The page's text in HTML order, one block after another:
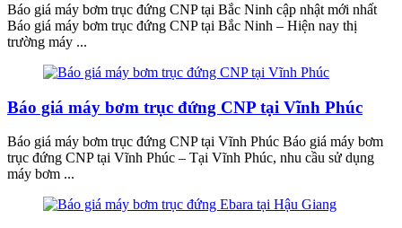
Báo giá máy bơm trục đứng CNP tại Bắc Ninh cập nhật mới nhất
Báo giá máy bơm trục đứng CNP tại Bắc Ninh – Hiện nay thị
trường máy ...
Báo giá máy bơm trục đứng CNP tại Vĩnh Phúc
Báo giá máy bơm trục đứng CNP tại Vĩnh Phúc Báo giá máy bơm
trục đứng CNP tại Vĩnh Phúc – Tại Vĩnh Phúc, nhu cầu sử dụng
máy bơm ...